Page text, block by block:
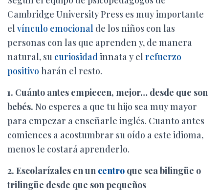
Cambridge University Press es muy importante
elvínculo emocional de los niños con las
personas con las que aprenden y, de manera
natural, su curiosidadinnata y elrefuerzo
positivo harán el resto.
1. Cuánto antes empiecen, mejor… desde que son
bebés. No esperes a que tu hijo sea muy mayor
para empezar a enseñarle inglés. Cuanto antes
comiences a acostumbrar su oído a este idioma,
menos le costará aprenderlo.
2. Escolarízales en un centro que sea bilingüe o
trilingüe desde que son pequeños